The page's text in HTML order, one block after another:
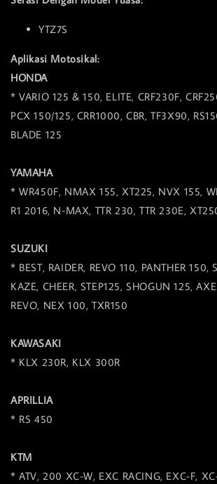
YTZ7S
Aplikasi Motosikal:
HONDA
* VARIO 125 & 150, ELITE, CRF230F,
PCX 150/125, CRR1000, CBR, TF3X90,
BLADE 125
YAMAHA
* WR450F, NMAX 155, XT225, NVX 155,
R1 2016, N-MAX, TTR 230, TTR 230E,
SUZUKI
* BEST, RAIDER, REVO 110, PANTHER 150,
KAZE, CHEER, STEP125, SHOGUN 125,
REVO, NEX 100, TXR150
KAWASAKI
* KLX 230R, KLX 300R
APRILLIA
* RS 450
KTM
* ATV, 200 XC-W, EXC RACING, EXC-F,